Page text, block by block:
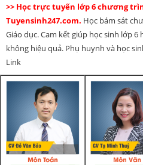
>> Học trực tuyến lớp 6 chương
Tuyensinh247.com. Học bám sát
Giáo dục. Cam kết giúp học sinh lớp
không hiệu quả. Phụ huynh và học
Link